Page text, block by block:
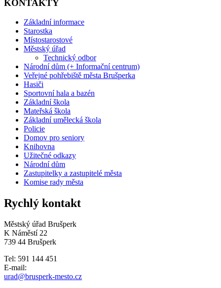
KONTAKTY
Základní informace
Starostka
Místostarostové
Městský úřad
Technický odbor
Národní dům (+ Informační centrum)
Veřejné pohřebiště města Brušperka
Hasiči
Sportovní hala a bazén
Základní škola
Mateřská škola
Základní umělecká škola
Policie
Domov pro seniory
Knihovna
Užitečné odkazy
Národní dům
Zastupitelky a zastupitelé města
Komise rady města
Rychlý kontakt
Městský úřad Brušperk
K Náměstí 22
739 44 Brušperk
Tel: 591 144 451
E-mail:
urad@brusperk-mesto.cz